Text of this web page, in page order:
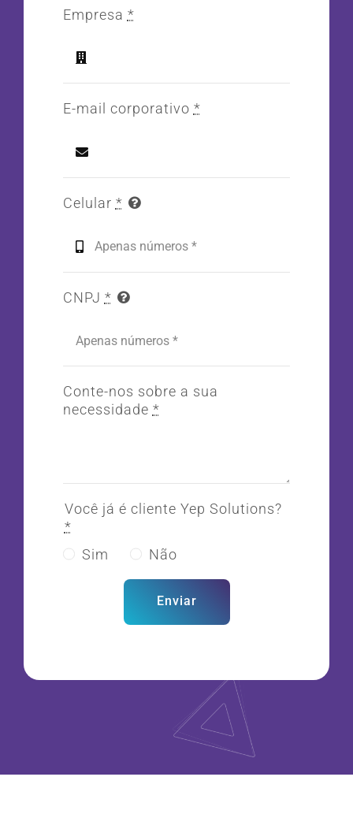
Empresa *
E-mail corporativo *
Celular *
CNPJ *
Conte-nos sobre a sua
necessidade *
Você já é cliente Yep Solutions?
*
Sim
Não
Enviar